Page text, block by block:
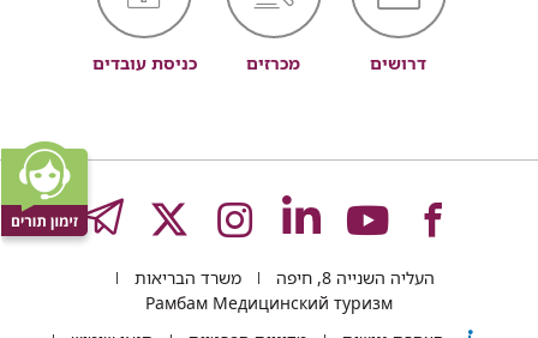
דרושים מכרזים כניסת עובדים
לעמוד
לעמוד
לעמוד
לעמוד
לעמוד
העליה השנייה 8, חיפה
משרד הבריאות
Рамбам Медицинский туризм